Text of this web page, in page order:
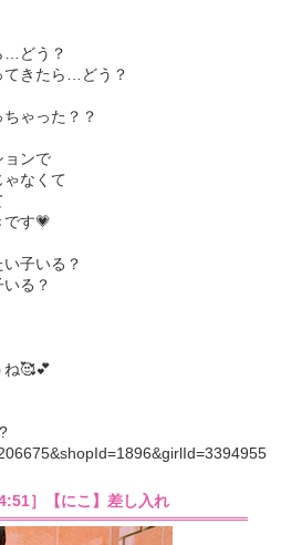
…どう？
てきたら…どう？
ゃった？？
ョンで
なくて
す💗
子いる？
る？
🥰💕︎
］【にこ】差し入れ